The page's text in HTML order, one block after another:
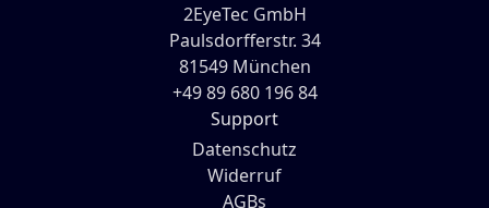
2EyeTec GmbH
Paulsdorfferstr. 34
81549 München
+49 89 680 196 84
Support
Datenschutz
Widerruf
AGBs